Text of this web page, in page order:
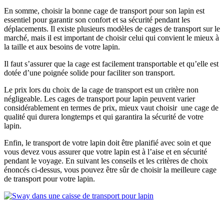
En somme, choisir la bonne cage de transport pour son lapin est
essentiel pour garantir son confort et sa sécurité pendant les
déplacements. Il existe plusieurs modèles de cages de transport sur le
marché, mais il est important de choisir celui qui convient le mieux à
la taille et aux besoins de votre lapin.
Il faut s’assurer que la cage est facilement transportable et qu’elle est
dotée d’une poignée solide pour faciliter son transport.
Le prix lors du choix de la cage de transport est un critère non
négligeable. Les cages de transport pour lapin peuvent varier
considérablement en termes de prix, mieux vaut choisir une cage de
qualité qui durera longtemps et qui garantira la sécurité de votre
lapin.
Enfin, le transport de votre lapin doit être planifié avec soin et que
vous devez vous assurer que votre lapin est à l’aise et en sécurité
pendant le voyage. En suivant les conseils et les critères de choix
énoncés ci-dessus, vous pouvez être sûr de choisir la meilleure cage
de transport pour votre lapin.